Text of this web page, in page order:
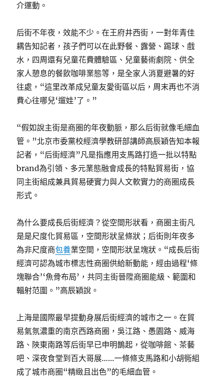
法》
_
國
網〉
介運動。
后街不年夜，效能不少。在王府井西街，一對年青佳
耦告知記者，孩子們可以在此野餐、露營、踢球、戲
水，四周還有兒童花費體驗區、兒童藝術劇院、供全
家人憩息的餐飲咖啡業態等，是全家人消夏避暑的好
往處，“這里改革成兒童友愛街區以后，周末再也不消
費心往哪兒‘遛娃’了。”
“假如說主街是商圈的年夜動脈，那么后街就像毛細血
管。”北京市委黨校經濟學教研部講師高辰穎告知本報
記者，“后街經濟”凡是指應用支馬路打造一批以特點
brand為引領、多元業態融會成長的特點貿易街，協
同主街組成兼具貿易硬實力與人文軟實力的商圈成長
形式。
為什么要成長后街經濟？從空間形狀看，商圈主街凡
是是尺度化貿易區，空間形狀呈條狀；后街則年夜多
為非尺度商包養業空間，空間形狀呈塊狀。“成長后街
經濟可認為城市標志性商圈供給新動能，經由過程‘條
塊聯合’‘魚骨布局’，共同主街晉陞商圈能級、範圍和
輻射范圍。”高辰穎說。
上海是國際最早提動身展后街經濟的城市之一。在貿
易氣氛濃重的南京西路商圈，吳江路、愚園路、威海
路、陜東南路等后街早已申明鵲起，從咖啡館、茶藝
吧、深夜食堂到百大哥展……一條條支馬路和小胡衕組
成了城市商圈“精緻且出色”的毛細血管。